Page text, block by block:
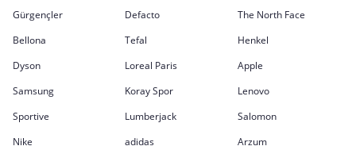
Gürgençler
Defacto
The North Face
Bellona
Tefal
Henkel
Dyson
Loreal Paris
Apple
Samsung
Koray Spor
Lenovo
Sportive
Lumberjack
Salomon
Nike
adidas Arzum